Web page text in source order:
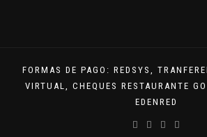
FORMAS DE PAGO: REDSYS,
VIRTUAL, CHEQUES RESTAURANTE
EDENRED